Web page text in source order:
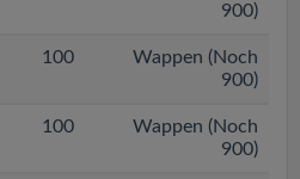
900)
100
Wappen (Noch
900)
100
Wappen (Noch
900)